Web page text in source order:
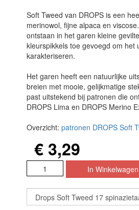
Soft Tweed van DROPS is een
merinowol, fijne alpaca en
ontstaan in het garen kleine
kleurspikkels toe gevoegd om het
karakteriseren.
Het garen heeft een natuurlijke
breien met mooie, gelijkmatige
past uitstekend bij patronen die
DROPS Lima en DROPS Merino
Overzicht: patronen DROPS Soft
€ 3,29